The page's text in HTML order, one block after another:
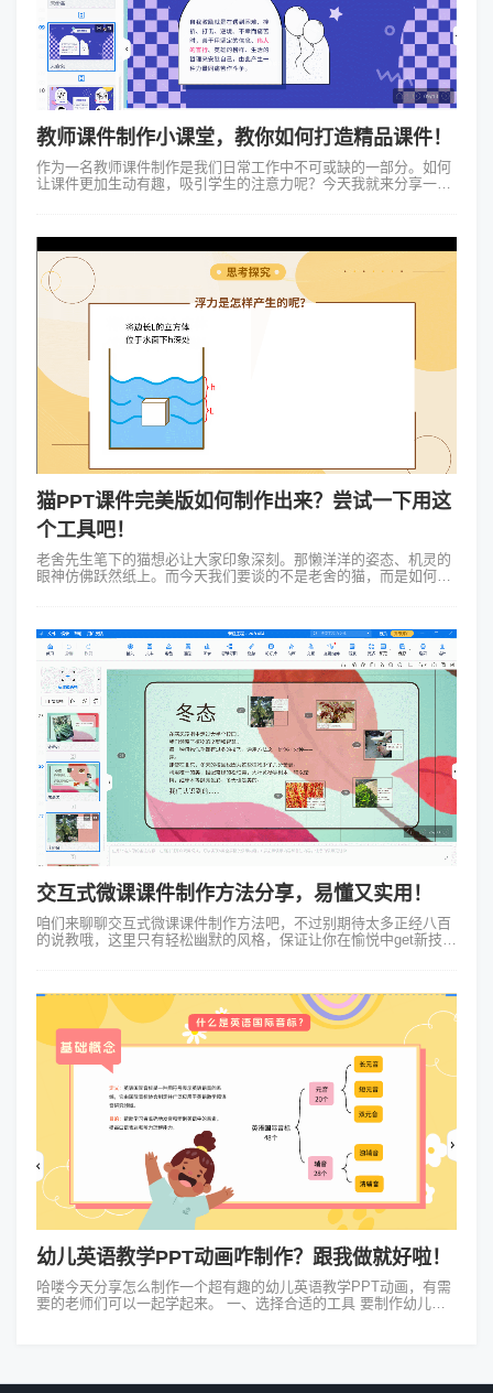
教师课件制作小课堂，教你如何打造精品课件！
作为一名教师课件制作是我们日常工作中不可或缺的一部分。如何
让课件更加生动有趣，吸引学生的注意力呢？今天我就来分享一下
猫PPT课件完美版如何制作出来？尝试一下用这
个工具吧！
老舍先生笔下的猫想必让大家印象深刻。那懒洋洋的姿态、机灵的
眼神仿佛跃然纸上。而今天我们要谈的不是老舍的猫，而是如何用
交互式微课课件制作方法分享，易懂又实用！
咱们来聊聊交互式微课课件制作方法吧，不过别期待太多正经八百
的说教哦，这里只有轻松幽默的风格，保证让你在愉悦中get新技
幼儿英语教学PPT动画咋制作？跟我做就好啦！
哈喽今天分享怎么制作一个超有趣的幼儿英语教学PPT动画，有需
要的老师们可以一起学起来。 一、选择合适的工具 要制作幼儿英